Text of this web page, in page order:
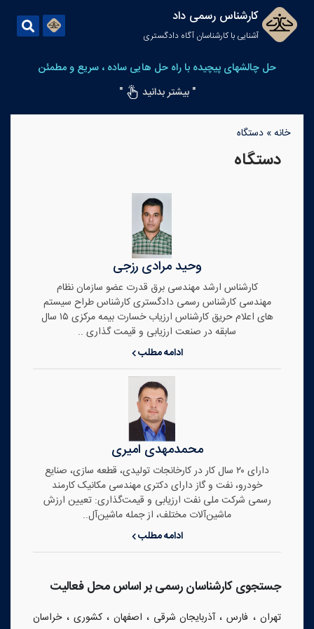
کارشناس رسمی داد
آشنایی با کارشناسان آگاه دادگستری
حل چالشهای پیچیده با راه حل هایی ساده ، سریع و مطمئن
" بیشتر بدانید
"
خانه» دستگاه
دستگاه
وحید مرادی رزجی
کارشناس ارشد مهندسی برق قدرت عضو سازمان نظام
مهندسی کارشناس رسمی دادگستری کارشناس طراح سیستم
های اعلام حریق کارشناس ارزیاب خسارت بیمه مرکزی ۱۵ سال
سابقه در صنعت ارزیابی و قیمت گذاری ..
ادامه مطلب
محمدمهدی امیری
دارای ۲۰ سال کار در کارخانجات تولیدی، قطعه سازی، صنایع
خودرو، نفت و گاز دارای دکتری مهندسی مکانیک کارمند
رسمی شرکت ملی نفت ارزیابی و قیمت‌گذاری: تعیین ارزش
ماشین‌آلات مختلف، از جمله ماشین‌آل..
ادامه مطلب
جستجوی کارشناسان رسمی بر اساس محل فعالیت
تهران ، فارس،آذربایجان شرقی ، اصفهان ،کشوری ،خراسان